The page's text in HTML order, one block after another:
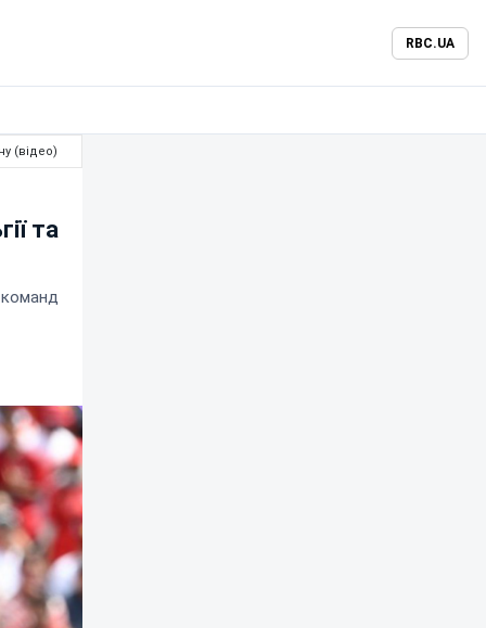
RBC.UA
(відео)
та
команд